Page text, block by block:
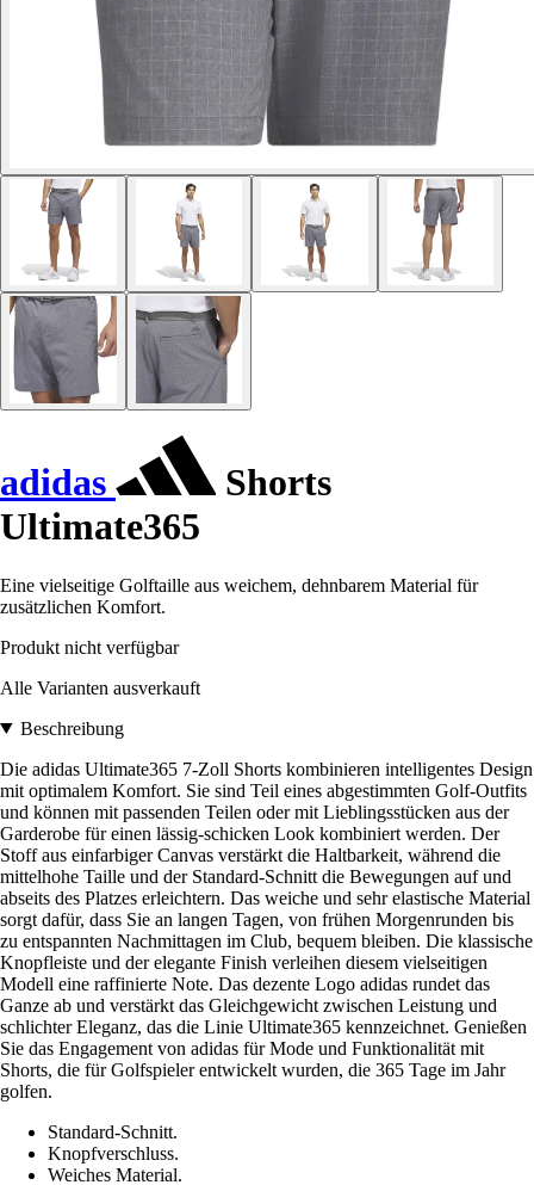
adidas
Shorts
Ultimate365
Eine vielseitige Golftaille aus weichem, dehnbarem Material für
zusätzlichen Komfort.
Produkt nicht verfügbar
Alle Varianten ausverkauft
Beschreibung
Die adidas Ultimate365 7-Zoll Shorts kombinieren intelligentes Design
mit optimalem Komfort. Sie sind Teil eines abgestimmten Golf-Outfits
und können mit passenden Teilen oder mit Lieblingsstücken aus der
Garderobe für einen lässig-schicken Look kombiniert werden. Der
Stoff aus einfarbiger Canvas verstärkt die Haltbarkeit, während die
mittelhohe Taille und der Standard-Schnitt die Bewegungen auf und
abseits des Platzes erleichtern. Das weiche und sehr elastische Material
sorgt dafür, dass Sie an langen Tagen, von frühen Morgenrunden bis
zu entspannten Nachmittagen im Club, bequem bleiben. Die klassische
Knopfleiste und der elegante Finish verleihen diesem vielseitigen
Modell eine raffinierte Note. Das dezente Logo adidas rundet das
Ganze ab und verstärkt das Gleichgewicht zwischen Leistung und
schlichter Eleganz, das die Linie Ultimate365 kennzeichnet. Genießen
Sie das Engagement von adidas für Mode und Funktionalität mit
Shorts, die für Golfspieler entwickelt wurden, die 365 Tage im Jahr
golfen.
Standard-Schnitt.
Knopfverschluss.
Weiches Material.